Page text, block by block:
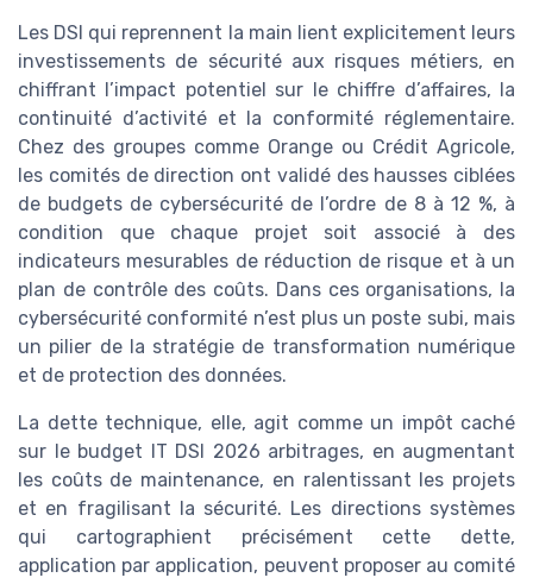
Les DSI qui reprennent la main lient explicitement leurs
investissements de sécurité aux risques métiers, en
chiffrant l’impact potentiel sur le chiffre d’affaires, la
continuité d’activité et la conformité réglementaire.
Chez des groupes comme Orange ou Crédit Agricole,
les comités de direction ont validé des hausses ciblées
de budgets de cybersécurité de l’ordre de 8 à 12 %, à
condition que chaque projet soit associé à des
indicateurs mesurables de réduction de risque et à un
plan de contrôle des coûts. Dans ces organisations, la
cybersécurité conformité n’est plus un poste subi, mais
un pilier de la stratégie de transformation numérique
et de protection des données.
La dette technique, elle, agit comme un impôt caché
sur le budget IT DSI 2026 arbitrages, en augmentant
les coûts de maintenance, en ralentissant les projets
et en fragilisant la sécurité. Les directions systèmes
qui cartographient précisément cette dette,
application par application, peuvent proposer au comité